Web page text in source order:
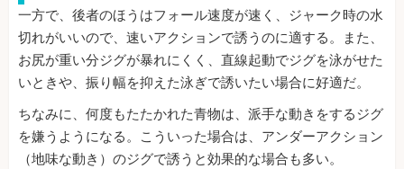
一方で、後者のほうはフォール速度が速く、ジャーク時の水
切れがいいので、速いアクションで誘うのに適する。また、
お尻が重い分ジグが暴れにくく、直線起動でジグを泳がせた
いときや、振り幅を抑えた泳ぎで誘いたい場合に好適だ。
ちなみに、何度もたたかれた青物は、派手な動きをするジグ
を嫌うようになる。こういった場合は、アンダーアクション
（地味な動き）のジグで誘うと効果的な場合も多い。